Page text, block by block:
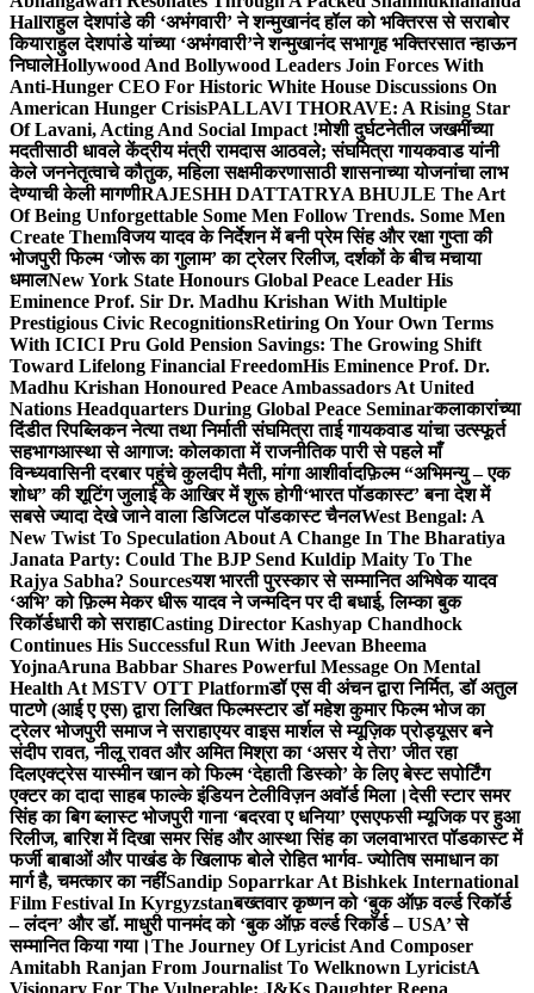
Hallराहुल देशपांडे की ‘अभंगवारी’ ने शन्मुखानंद हॉल को भक्तिरस से सराबोर
कियाराहुल देशपांडे यांच्या ‘अभंगवारी’ने शन्मुखानंद सभागृह भक्तिरसात न्हाऊन
निघालेHollywood And Bollywood Leaders Join Forces With
Anti-Hunger CEO For Historic White House Discussions On
American Hunger CrisisPALLAVI THORAVE: A Rising Star
Of Lavani, Acting And Social Impact !मोशी दुर्घटनेतील जखमींच्या
मदतीसाठी धावले केंद्रीय मंत्री रामदास आठवले; संघमित्रा गायकवाड यांनी
केले जननेतृत्वाचे कौतुक, महिला सक्षमीकरणासाठी शासनाच्या योजनांचा लाभ
देण्याची केली मागणीRAJESHH DATTATRYA BHUJLE The Art
Of Being Unforgettable Some Men Follow Trends. Some Men
Create Themविजय यादव के निर्देशन में बनी प्रेम सिंह और रक्षा गुप्ता की
भोजपुरी फिल्म ‘जोरू का गुलाम’ का ट्रेलर रिलीज, दर्शकों के बीच मचाया
धमालNew York State Honours Global Peace Leader His
Eminence Prof. Sir Dr. Madhu Krishan With Multiple
Prestigious Civic RecognitionsRetiring On Your Own Terms
With ICICI Pru Gold Pension Savings: The Growing Shift
Toward Lifelong Financial FreedomHis Eminence Prof. Dr.
Madhu Krishan Honoured Peace Ambassadors At United
Nations Headquarters During Global Peace Seminarकलाकारांच्या
दिंडीत रिपब्लिकन नेत्या तथा निर्माती संघमित्रा ताई गायकवाड यांचा उत्स्फूर्त
सहभागआस्था से आगाज: कोलकाता में राजनीतिक पारी से पहले माँ
विन्ध्यवासिनी दरबार पहुंचे कुलदीप मैती, मांगा आशीर्वादफ़िल्म “अभिमन्यु – एक
शोध” की शूटिंग जुलाई के आखिर में शुरू होगी‘भारत पॉडकास्ट’ बना देश में
सबसे ज्यादा देखे जाने वाला डिजिटल पॉडकास्ट चैनलWest Bengal: A
New Twist To Speculation About A Change In The Bharatiya
Janata Party: Could The BJP Send Kuldip Maity To The
Rajya Sabha? Sourcesयश भारती पुरस्कार से सम्मानित अभिषेक यादव
‘अभि’ को फ़िल्म मेकर धीरू यादव ने जन्मदिन पर दी बधाई, लिम्का बुक
रिकॉर्डधारी को सराहाCasting Director Kashyap Chandhock
Continues His Successful Run With Jeevan Bheema
YojnaAruna Babbar Shares Powerful Message On Mental
Health At MSTV OTT Platformडॉ एस वी अंचन द्वारा निर्मित, डॉ अतुल
पाटणे (आई ए एस) द्वारा लिखित फिल्मस्टार डॉ महेश कुमार फिल्म भोज का
ट्रेलर भोजपुरी समाज ने सराहाएयर वाइस मार्शल से म्यूज़िक प्रोड्यूसर बने
संदीप रावत, नीलू रावत और अमित मिश्रा का ‘असर ये तेरा’ जीत रहा
दिलएक्ट्रेस यास्मीन खान को फिल्म ‘देहाती डिस्को’ के लिए बेस्ट सपोर्टिंग
एक्टर का दादा साहब फाल्के इंडियन टेलीविज़न अवॉर्ड मिला।देसी स्टार समर
सिंह का बिग ब्लास्ट भोजपुरी गाना ‘बदरवा ए धनिया’ एसएफसी म्यूजिक पर हुआ
रिलीज, बारिश में दिखा समर सिंह और आस्था सिंह का जलवाभारत पॉडकास्ट में
फर्जी बाबाओं और पाखंड के खिलाफ बोले रोहित भार्गव- ज्योतिष समाधान का
मार्ग है, चमत्कार का नहींSandip Soparrkar At Bishkek International
Film Festival In Kyrgyzstanबख्तवार कृष्णन को ‘बुक ऑफ़ वर्ल्ड रिकॉर्ड
– लंदन’ और डॉ. माधुरी पानमंद को ‘बुक ऑफ़ वर्ल्ड रिकॉर्ड – USA’ से
सम्मानित किया गया।The Journey Of Lyricist And Composer
Amitabh Ranjan From Journalist To Welknown LyricistA
Visionary For The Vulnerable: J&Ks Daughter Reena